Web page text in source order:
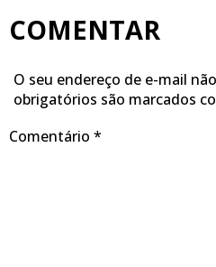
COMENTAR
O seu endereço de e-mail
obrigatórios são marcados
Comentário *